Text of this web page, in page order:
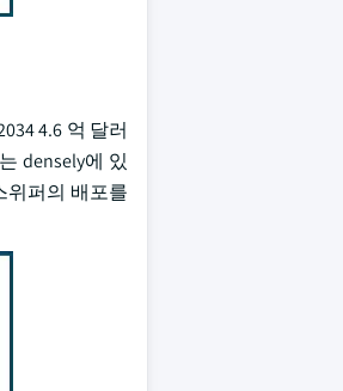
4.6 억 달러
densely에 있
위퍼의 배포를